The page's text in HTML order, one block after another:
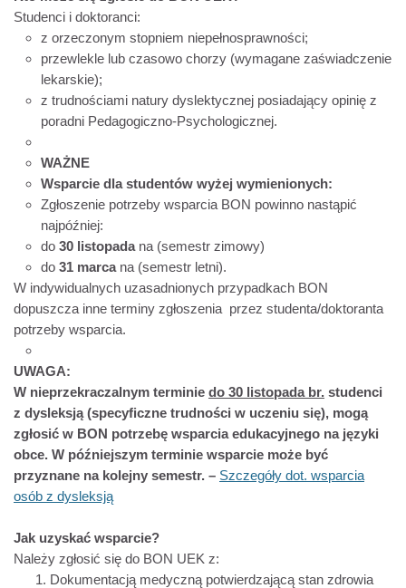
Studenci i doktoranci:
z orzeczonym stopniem niepełnosprawności;
przewlekle lub czasowo chorzy (wymagane zaświadczenie
lekarskie);
z trudnościami natury dyslektycznej posiadający opinię z
poradni Pedagogiczno-Psychologicznej.
WAŻNE
Wsparcie dla studentów wyżej wymienionych:
Zgłoszenie potrzeby wsparcia BON powinno nastąpić
najpóźniej:
do 30 listopadana (semestr zimowy)
do 31 marca na (semestr letni).
W indywidualnych uzasadnionych przypadkach BON
dopuszcza inne terminy zgłoszenia przez studenta/doktoranta
potrzeby wsparcia.
UWAGA:
W nieprzekraczalnym terminie do 30 listopada br. studenci
z dysleksją (specyficzne trudności w uczeniu się), mogą
zgłosić w BON potrzebę wsparcia edukacyjnego na języki
obce. W późniejszym terminie wsparcie może być
przyznane na kolejny semestr. – Szczegóły dot. wsparcia
osób z dysleksją
Jak uzyskać wsparcie?
Należy zgłosić się do BON UEK z:
Dokumentacją medyczną potwierdzającą stan zdrowia